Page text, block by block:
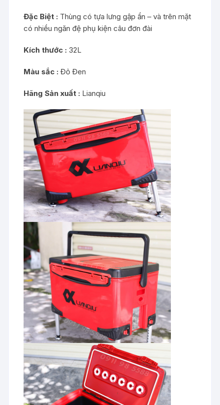
Đặc Biệt : Thùng có tựa lưng gập ẩn – và trên mặt
có nhiều ngăn đệ phụ kiện câu đơn đài
Kích thước : 32L
Màu sắc :Đỏ Đen
Hãng Sản xuất : Lianqiu